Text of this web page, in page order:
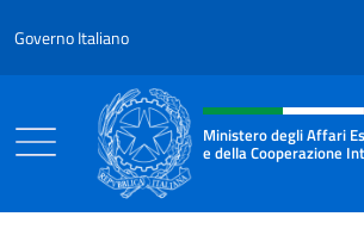
Governo Italiano
Intestazione sito,
Ministero degli Affari
e della Cooperazione